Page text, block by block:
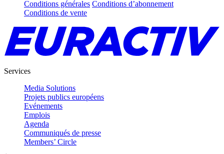
Conditions générales Conditions d’abonnement
Conditions de vente
Services
Media Solutions
Projets publics européens
Evénements
Emplois
Agenda
Communiqués de presse
Members’ Circle